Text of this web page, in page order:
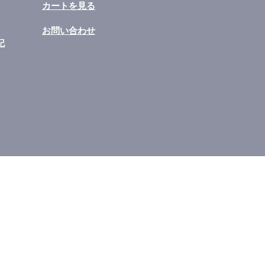
​カートを見る
​お問い合わせ